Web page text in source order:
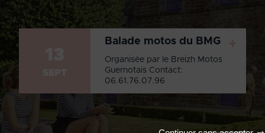
Balade motos du BMG
Organisée par le Breizh Motos
Guernotais Contact:
06.61.76.07.96